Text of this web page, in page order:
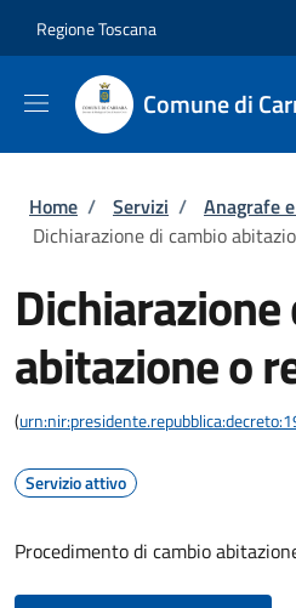
Regione Toscana
Comune di
Briciole di pane
Home / Servizi / Anagrafe
Dichiarazione di cambio
abitazione o
(
Servizio attivo
Procedimento di cambio